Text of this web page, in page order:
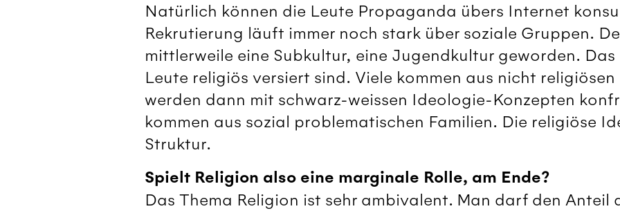
Natürlich können die Leute Propaganda übers Internet
Rekrutierung läuft immer noch stark über soziale Gruppen.
mittlerweile eine Subkultur, eine Jugendkultur geworden.
Leute religiös versiert sind. Viele kommen aus nicht
werden dann mit schwarz-weissen Ideologie-Konzepten
kommen aus sozial problematischen Familien. Die religiöse
Struktur.
Spielt Religion also eine marginale Rolle, am Ende?
Das Thema Religion ist sehr ambivalent. Man darf den Anteil